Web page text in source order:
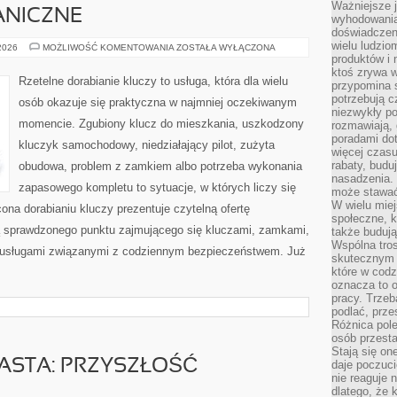
MOŻLIWOŚĆ KOMENTOWANIA BLOKADY
ZOSTAŁA WYŁĄCZONA
Rzetelne dorabianie kluczy to usługa, która dla wielu
osób okazuje się praktyczna w najmniej oczekiwanym
momencie. Zgubiony klucz do mieszkania, uszkodzony
kluczyk samochodowy, niedziałający pilot, zużyta
obudowa, problem z zamkiem albo potrzeba wykonania
zapasowego kompletu to sytuacje, w których liczy się
dorabianiu kluczy prezentuje czytelną ofertę
punktu zajmującego się kluczami, zamkami,
związanymi z codziennym bezpieczeństwem. Już
PRZYSZŁOŚĆ
Ważniejsze
wielu
produktów i
ktoś zrywa
przypomina
potrzebują
niezwykły
poradami
więcej
rabaty,
może
W wielu
społeczne,
także
Wspólna
skutecznym
które w
oznacza to
pracy.
podlać,
Różnica
osób
Stają się
daje
nie reaguje
dlatego, że